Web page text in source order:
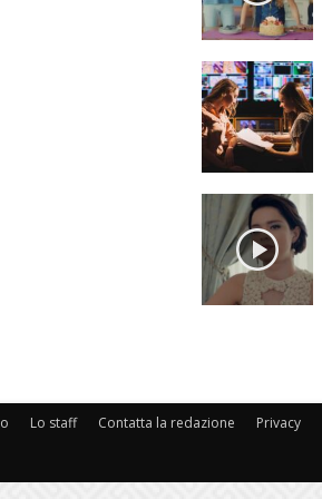
Lo staff Contatta la redazione Privacy